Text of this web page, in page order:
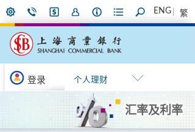
ENG 繁
登录 个人理财
汇率及利率